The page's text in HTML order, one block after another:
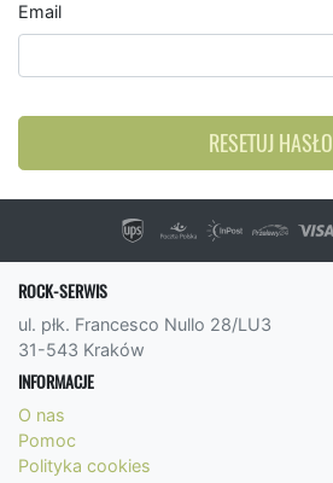
Email
RESETUJ HASŁO
ROCK-SERWIS
ul. płk. Francesco Nullo 28/LU3
31-543 Kraków
INFORMACJE
O nas
Pomoc
Polityka cookies